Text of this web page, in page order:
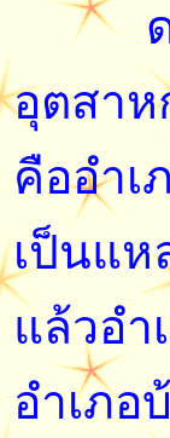
ดงโร
อุตสาห
คืออำเ
เป็นแห
แล้วอ
อำเภอ